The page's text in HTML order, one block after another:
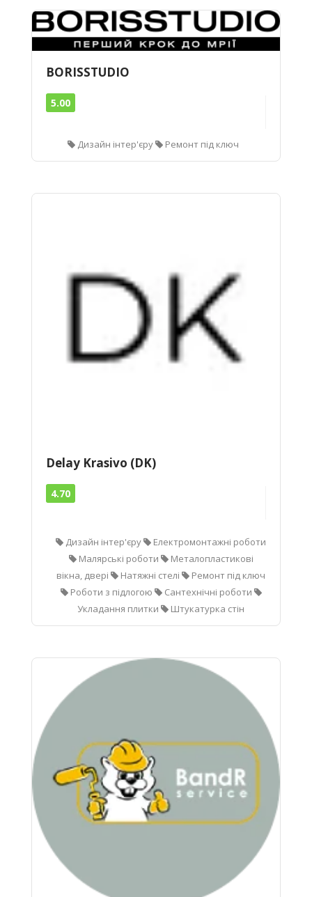
BORISSTUDIO
5.00
Дизайн інтер'єру Ремонт під ключ
Delay Krasivo (DK)
4.70
Дизайн інтер'єру
Електромонтажні роботи
Малярські роботи
Металопластикові
вікна, двері
Натяжні стелі
Ремонт під ключ
Роботи з підлогою
Сантехнічні роботи
Укладання плитки
Штукатурка стін